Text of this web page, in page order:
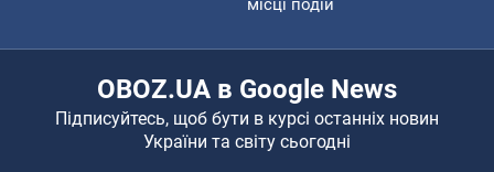
місці подій
OBOZ.UA в Google News
Підписуйтесь, щоб бути в курсі останніх новин
України та світу сьогодні